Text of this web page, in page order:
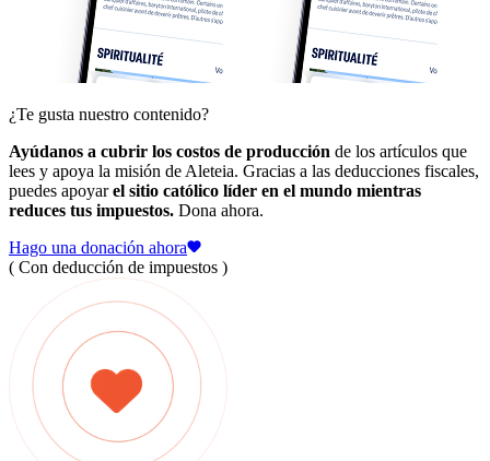
¿Te gusta nuestro contenido?
Ayúdanos a cubrir los costos de producción de los artículos que
lees y apoya la misión de Aleteia. Gracias a las deducciones fiscales,
puedes apoyarel sitio católico líder en el mundo mientras
reduces tus impuestos. Dona ahora.
Hago una donación ahora
( Con deducción de impuestos )